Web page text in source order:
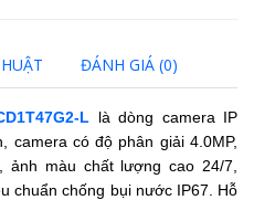
ĐÁNH GIÁ (0)
L là dòng camera IP
camera có độ phân giải 4.0MP,
ảnh màu chất lượng cao 24/7,
chuẩn chống bụi nước IP67. Hỗ